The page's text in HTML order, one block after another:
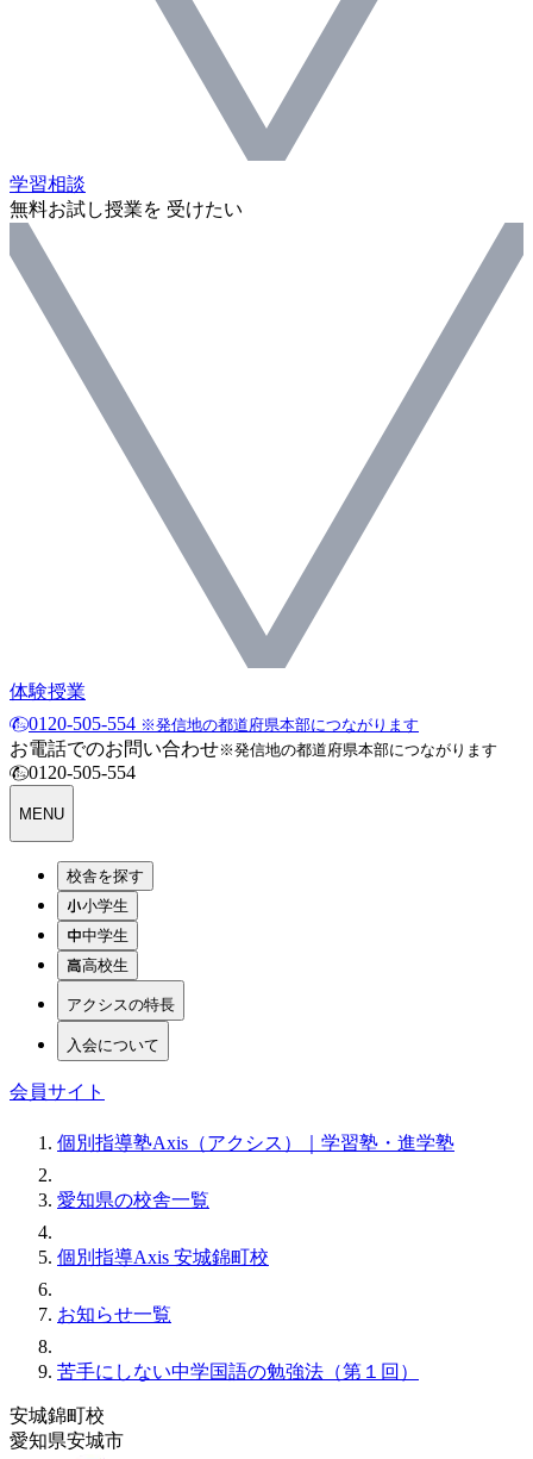
学習相談
無料お試し授業を 受けたい
体験授業
0120-505-554 ※発信地の都道府県本部につながります
お電話でのお問い合わせ※発信地の都道府県本部につながります
0120-505-554
MENU
校舎を探す
小学生
中学生
高校生
アクシスの特長
入会について
会員サイト
個別指導塾Axis（アクシス）｜学習塾・進学塾
愛知県の校舎一覧
個別指導Axis 安城錦町校
お知らせ一覧
苦手にしない中学国語の勉強法（第１回）
安城錦町校
愛知県安城市